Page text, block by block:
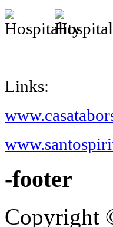
Links:
-footer
Copyright